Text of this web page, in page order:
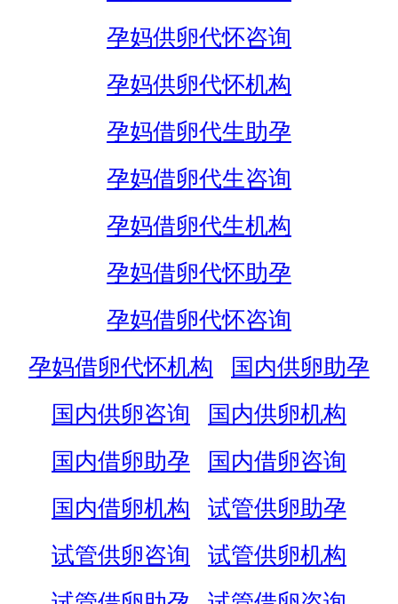
孕妈供卵代怀咨询
孕妈供卵代怀机构
孕妈借卵代生助孕
孕妈借卵代生咨询
孕妈借卵代生机构
孕妈借卵代怀助孕
孕妈借卵代怀咨询
孕妈借卵代怀机构
国内供卵助孕
国内供卵咨询
国内供卵机构
国内借卵助孕
国内借卵咨询
国内借卵机构
试管供卵助孕
试管供卵咨询
试管供卵机构